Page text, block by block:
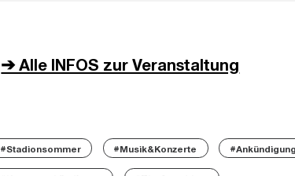
➔ Alle INFOS zur Veranstaltung
#Stadionsommer #Musik&Konzerte